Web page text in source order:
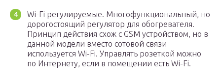
Wi-Fi регулируемые. Многофункциональный, но
дорогостоящий регулятор для обогревателя.
Принцип действия схож с GSM устройством, но в
данной модели вместо сотовой связи
используется Wi-Fi. Управлять розеткой можно
по Интернету, если в помещении есть Wi-Fi.